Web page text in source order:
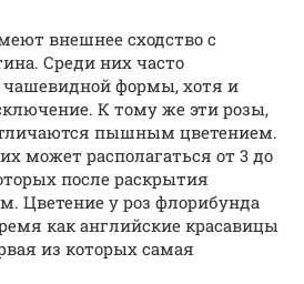
внешнее сходство с
Среди них часто
формы, хотя и
К тому же эти розы,
пышным цветением.
может располагаться от 3 до
после раскрытия
Цветение у роз флорибунда
как английские красавицы
из которых самая